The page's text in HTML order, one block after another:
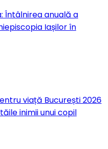
Întâlnirea anuală a
Iașilor în
viață București 2026
inimii unui copil